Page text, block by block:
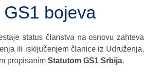
bojeva
status članstva na osnovu zahteva
ili isključenjem članice iz Udruženja,
propisanim Statutom GS1 Srbija.